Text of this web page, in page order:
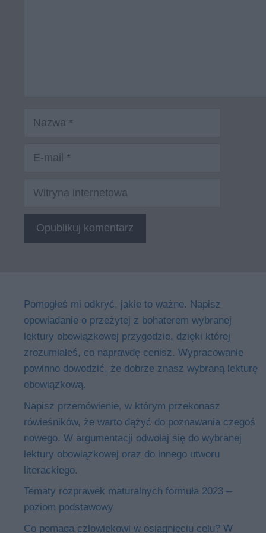
Nazwa
Witryna
Pomogłeś mi odkryć, jakie to ważne. Napisz
opowiadanie o przeżytej z bohaterem wybranej
lektury obowiązkowej przygodzie, dzięki której
zrozumiałeś, co naprawdę cenisz. Wypracowanie
powinno dowodzić, że dobrze znasz wybraną lekturę
obowiązkową.
Napisz przemówienie, w którym przekonasz
rówieśników, że warto dążyć do poznawania czegoś
nowego. W argumentacji odwołaj się do wybranej
lektury obowiązkowej oraz do innego utworu
literackiego.
Tematy rozprawek maturalnych formuła 2023 –
poziom podstawowy
Co pomaga człowiekowi w osiągnięciu celu? W